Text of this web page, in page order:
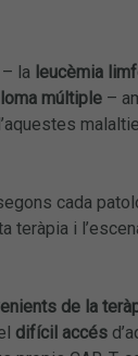
la leucèmia
múltiple–
cada
teràpia i
de la
difícil accés